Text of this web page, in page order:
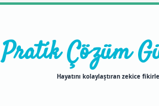
Pratik Çözüm
Hayatını kolaylaştıran zekice